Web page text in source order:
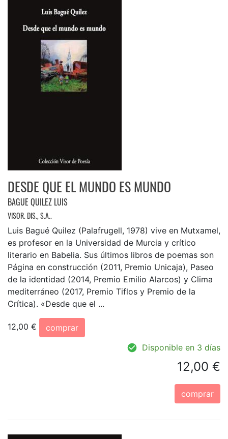
DESDE QUE EL MUNDO ES MUNDO
BAGUE QUILEZ LUIS
VISOR. DIS., S.A..
Luis Bagué Quilez (Palafrugell, 1978) vive en Mutxamel,
es profesor en la Universidad de Murcia y crítico
literario en Babelia. Sus últimos libros de poemas son
Página en construcción (2011, Premio Unicaja), Paseo
de la identidad (2014, Premio Emilio Alarcos) y Clima
mediterráneo (2017, Premio Tiflos y Premio de la
Crítica). «Desde que el ...
12,00 €
comprar
Disponible en 3 días
12,00 €
comprar